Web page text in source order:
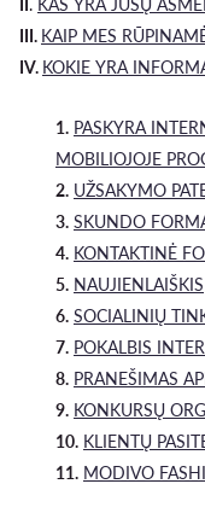
II. KAS YRA JŪSŲ
III. KAIP MES
IV. KOKIE YRA
1. PASKYRA
MOBILIOJOJE
2. UŽSAKYMO
3. SKUNDO
4. KONTAKTINĖ
5. NAUJIENLAIŠKIS
6. SOCIALINIŲ
7. POKALBIS
8. PRANEŠIMAS
9. KONKURSŲ
10. KLIENTŲ
11. MODIVO